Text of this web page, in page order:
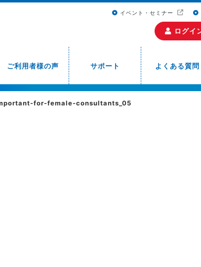
イベント・セミナー
ログイ
ご利用者様の声 サポート よくある質問
for-female-consultants_05